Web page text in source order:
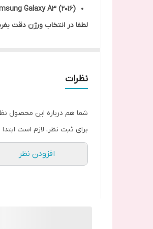
(Samsung Galaxy A3 (2016 به شماره فنی: SM-A310F, SM-A310FD, SM-A310F/DS
لطفا در انتخاب ورژن دقت
نظرات
شما هم درباره این محصول
برای ثبت نظر، لازم است
افزودن نظر